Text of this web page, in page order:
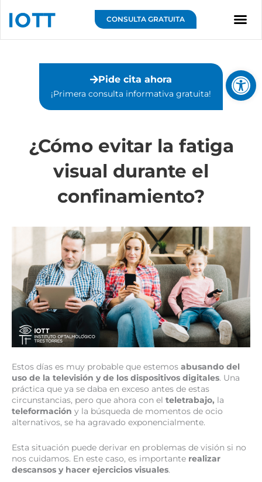
Abrir
contenido
CONSULTA GRATUITA
Pide cita ahora
¡Primera consulta informativa gratuita!⁣
¿Cómo evitar la fatiga
visual durante el
confinamiento?
Estos días es muy probable que estemos abusando del
uso de la televisión y de los dispositivos digitales. Una
práctica que ya se daba en exceso antes de estas
circunstancias, pero que ahora con el teletrabajo, la
teleformación y la búsqueda de momentos de ocio
alternativos, se ha agravado exponencialmente.
Esta situación puede derivar en problemas de visión si no
nos cuidamos. En este caso, es importante realizar
descansos y hacer ejercicios visuales.